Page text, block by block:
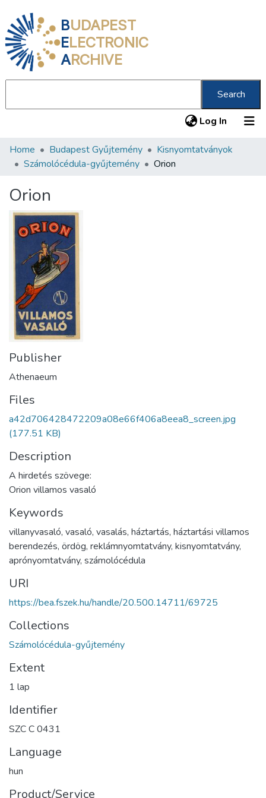
BUDAPEST
ELECTRONIC
ARCHIVE
Search
Log In (current)
Communities & Collections
Statistics
About us
Home Budapest Gyűjtemény
Kisnyomtatványok
Számolócédula-gyűjtemény
Orion
Orion
Publisher
Athenaeum
Files
a42d706428472209a08e66f406a8eea8_screen.jpg
(177.51 KB)
Description
A hirdetés szövege:
Orion villamos vasaló
Keywords
villanyvasaló, vasaló, vasalás, háztartás, háztartási villamos
berendezés, ördög, reklámnyomtatvány, kisnyomtatvány,
aprónyomtatvány, számolócédula
URI
https://bea.fszek.hu/handle/20.500.14711/69725
Collections
Számolócédula-gyűjtemény
Extent
1 lap
Identifier
SZC C 0431
Language
hun
Product/Service